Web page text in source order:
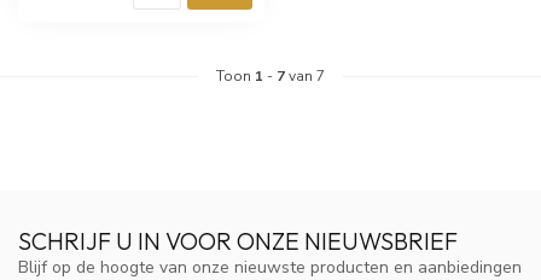
Toon 1 - 7van 7
SCHRIJF U IN VOOR ONZE NIEUWSBRIEF
Blijf op de hoogte van onze nieuwste producten en aanbiedingen